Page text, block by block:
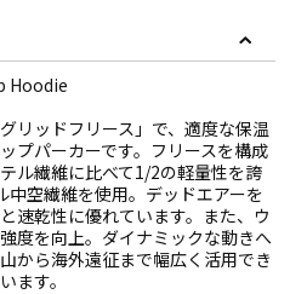
Hoodie
リッドフリース」で、適度な保温
プパーカーです。フリースを構成
ル繊維に比べて1/2の軽量性を誇
空繊維を使用。デッドエアーを
速乾性に優れています。また、ウ
度を向上。ダイナミックな動きへ
から海外遠征まで幅広く活用でき
ます。